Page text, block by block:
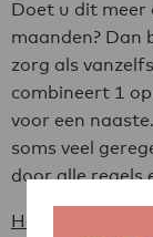
Doet u dit meer
maanden? Dan
zorg als
combineert 1
voor een
soms veel
door alle regels
Herkent u zich